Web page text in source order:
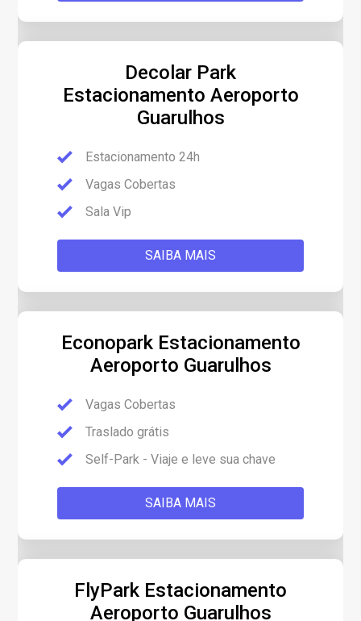
Decolar Park
Estacionamento Aeroporto
Guarulhos
Estacionamento 24h
Vagas Cobertas
Sala Vip
SAIBA MAIS
Econopark Estacionamento
Aeroporto Guarulhos
Vagas Cobertas
Traslado grátis
Self-Park - Viaje e leve sua chave
SAIBA MAIS
FlyPark Estacionamento
Aeroporto Guarulhos